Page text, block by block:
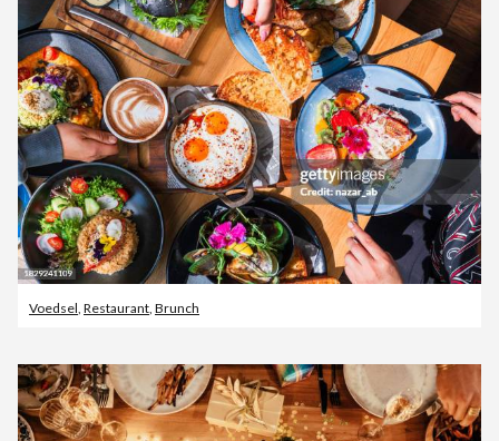
Voedsel, Restaurant, Brunch